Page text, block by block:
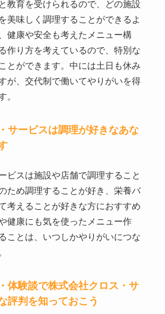
教育を受けられるので、どの施設
美味しく調理することができるよ
健康や安全も考えたメニュー構
作り方を考えているので、特別な
とができます。中には土日も休み
が、交代制で働いてやりがいを得
。
サービスは調理が好きなあな
ビスは施設や店舗で調理すること
ため調理することが好き、栄養バ
考えることが好きな方におすすめ
健康にも気を使ったメニュー作
ことは、いつしかやりがいにつな
体験談で株式会社クロス・サ
評判を知っておこう